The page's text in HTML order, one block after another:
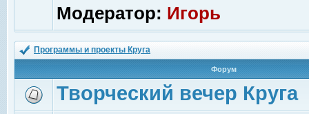
Модератор: Игорь
Программы и проекты Круга
Форум
Творческий вечер Круга